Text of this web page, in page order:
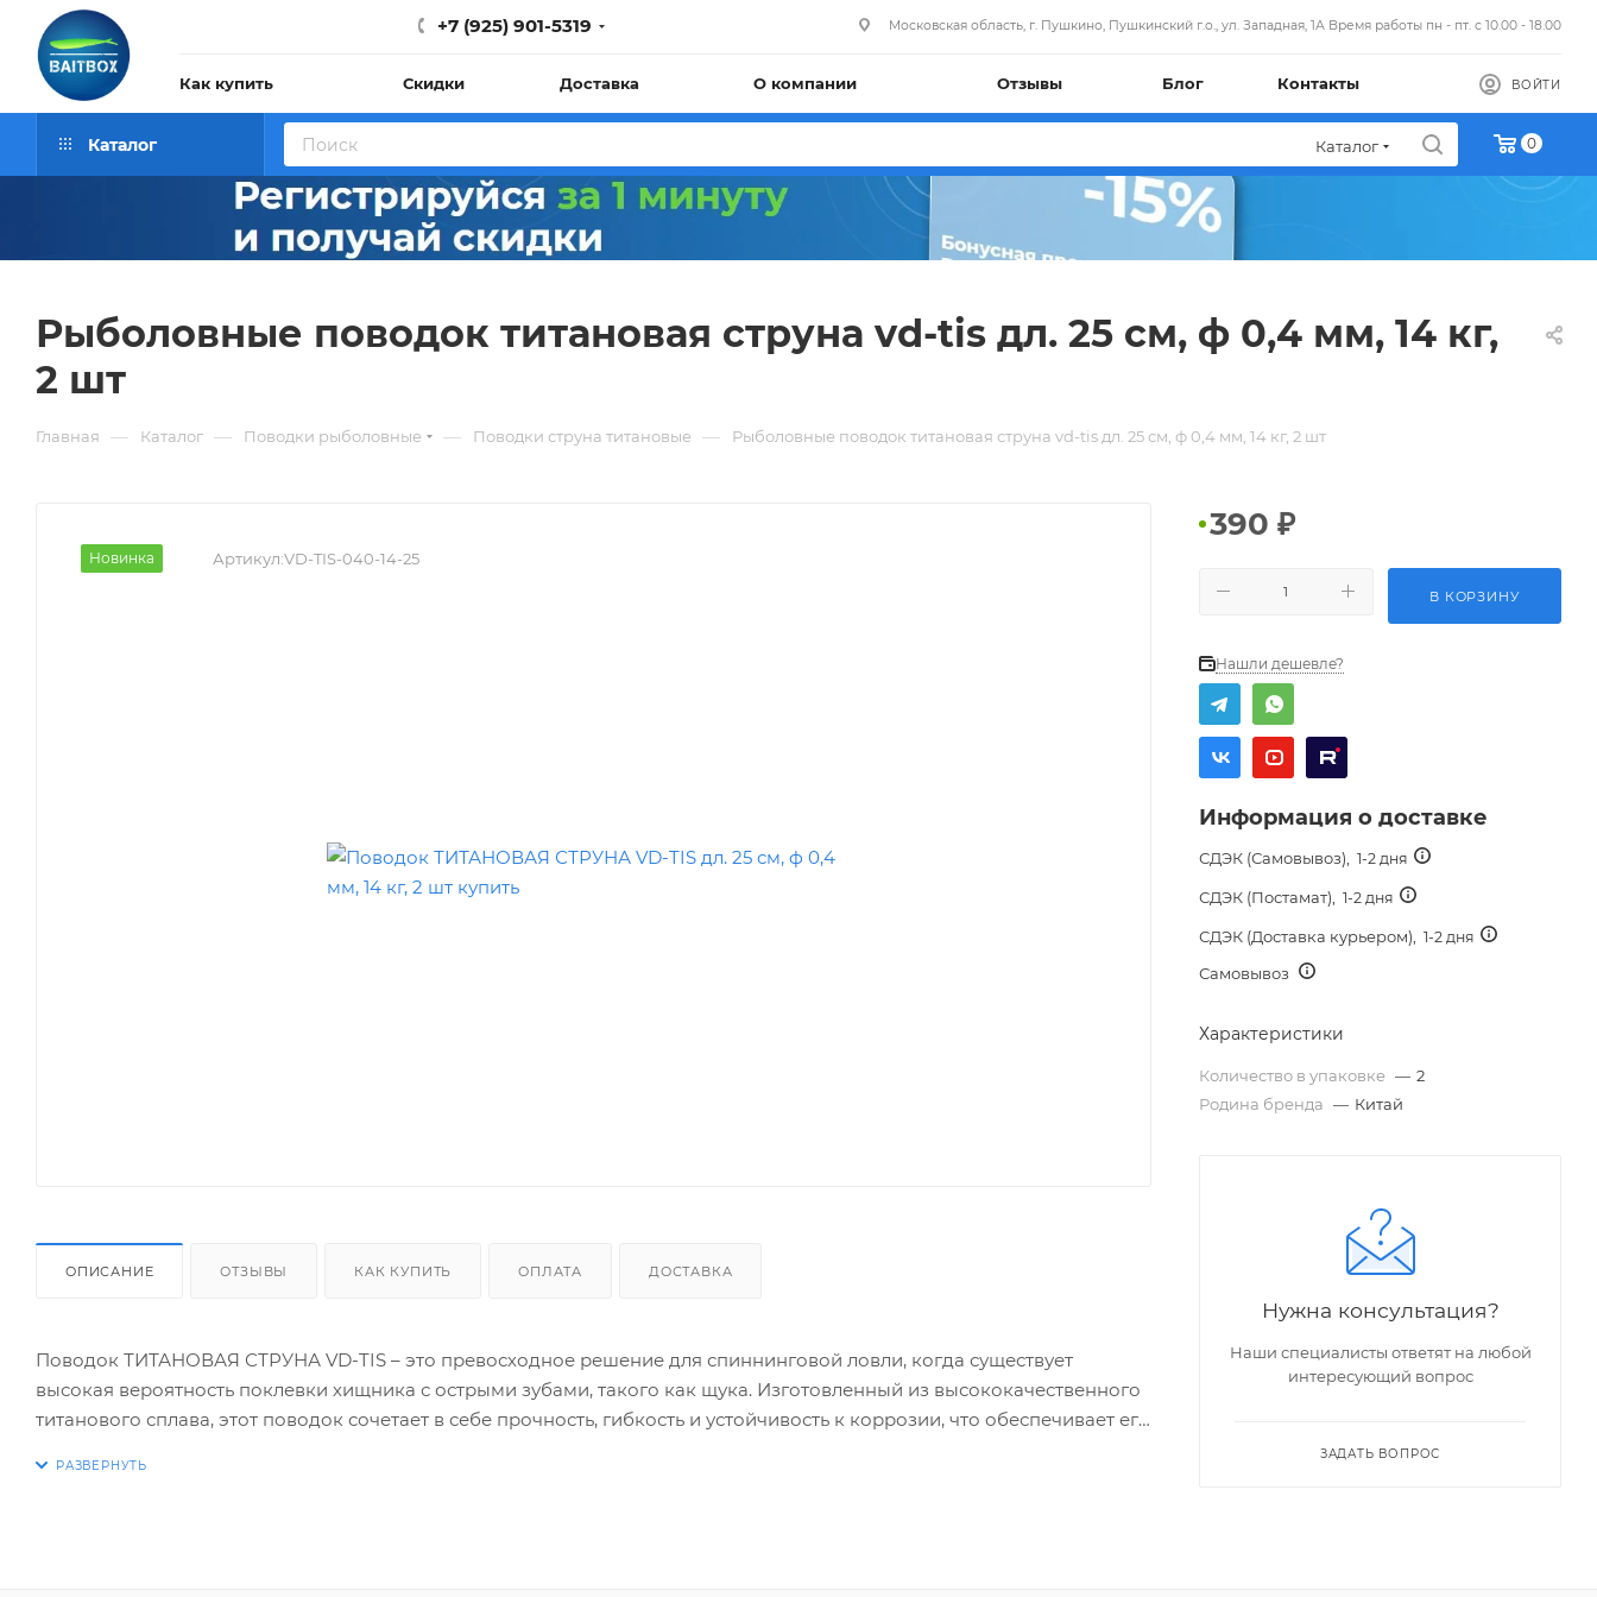
+7 (925) 901-5319 Московская область, г. Пушкино, Пушкинский г.о., ул. Западная, 1А Время работы пн - пт. с 10.00 - 18.00
Как купить Скидки Доставка О компании Отзывы Блог Контакты ВОЙТИ
Каталог Каталог 0
Рыболовные поводок титановая струна vd-tis дл. 25 см, ф 0,4 мм, 14 кг,
2 шт
Главная — Каталог — Поводки рыболовные — Поводки струна титановые — Рыболовные поводок титановая струна vd-tis дл. 25 см, ф 0,4 мм, 14 кг, 2 шт
Новинка Артикул:VD-TIS-040-14-25
ОПИСАНИЕ ОТЗЫВЫ КАК КУПИТЬ ОПЛАТА ДОСТАВКА
Поводок ТИТАНОВАЯ СТРУНА VD-TIS – это превосходное решение для спиннинговой ловли, когда существует
высокая вероятность поклевки хищника с острыми зубами, такого как щука. Изготовленный из высококачественного
титанового сплава, этот поводок сочетает в себе прочность, гибкость и устойчивость к коррозии, что обеспечивает его
390 ₽
В КОРЗИНУ
Нашли дешевле?
Информация о доставке
СДЭК (Самовывоз), 1-2 дня
СДЭК (Постамат), 1-2 дня
СДЭК (Доставка курьером), 1-2 дня
Самовывоз
Характеристики
Количество в упаковке — 2
Родина бренда — Китай
Нужна консультация?
Наши специалисты ответят на любой
интересующий вопрос
ЗАДАТЬ ВОПРОС